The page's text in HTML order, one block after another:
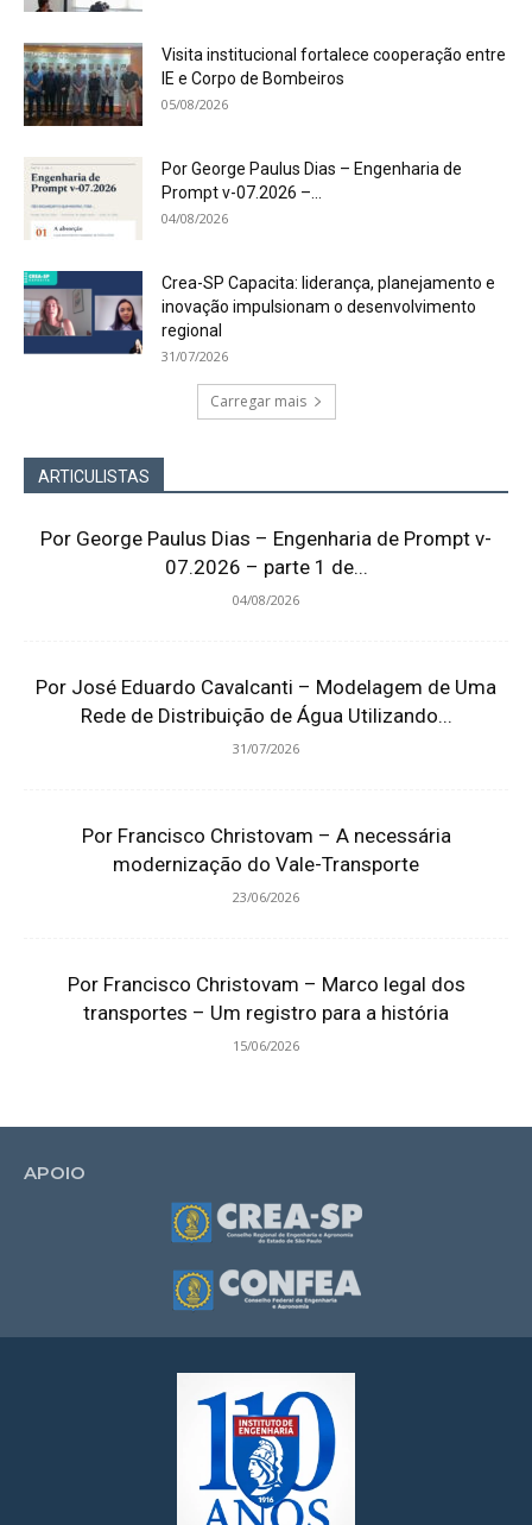
Visita institucional fortalece cooperação entre
IE e Corpo de Bombeiros
05/08/2026
Por George Paulus Dias – Engenharia de
Prompt v-07.2026 –...
04/08/2026
Crea-SP Capacita: liderança, planejamento e
inovação impulsionam o desenvolvimento
regional
31/07/2026
Carregar mais
ARTICULISTAS
Por George Paulus Dias – Engenharia de Prompt v-
07.2026 – parte 1 de...
04/08/2026
Por José Eduardo Cavalcanti – Modelagem de Uma
Rede de Distribuição de Água Utilizando...
31/07/2026
Por Francisco Christovam – A necessária
modernização do Vale-Transporte
23/06/2026
Por Francisco Christovam – Marco legal dos
transportes – Um registro para a história
15/06/2026
APOIO